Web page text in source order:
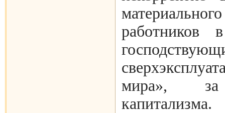
работников
мира», за
капитализма.